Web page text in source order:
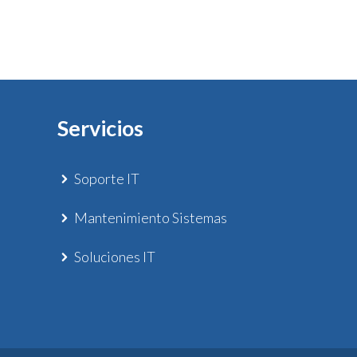
Servicios
Soporte IT
Mantenimiento Sistemas
Soluciones IT